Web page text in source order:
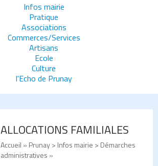
Infos mairie
Pratique
Associations
Commerces/Services
Artisans
Ecole
Culture
l'Echo de Prunay
ALLOCATIONS FAMILIALES
Accueil » Prunay > Infos mairie > Démarches
administratives »